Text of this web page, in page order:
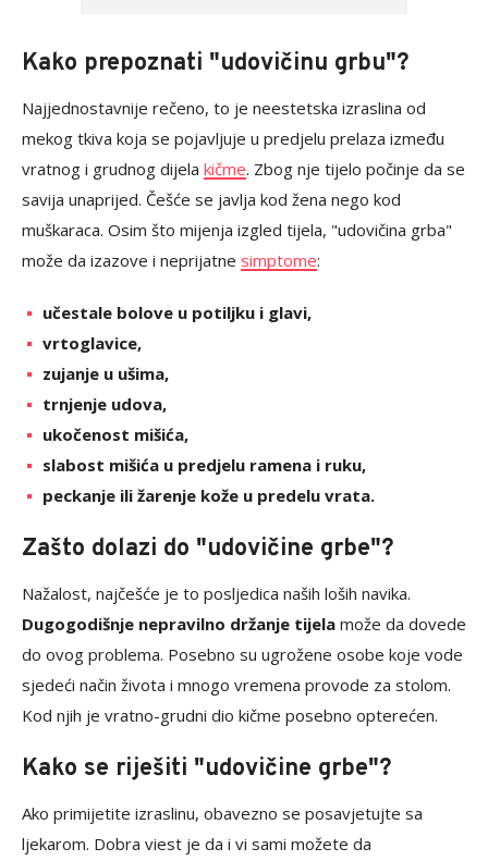
Kako prepoznati "udovičinu grbu"?
Najjednostavnije rečeno, to je neestetska izraslina od
mekog tkiva koja se pojavljuje u predjelu prelaza između
vratnog i grudnog dijela kičme. Zbog nje tijelo počinje da se
savija unaprijed. Češće se javlja kod žena nego kod
muškaraca. Osim što mijenja izgled tijela, "udovičina grba"
može da izazove i neprijatne simptome:
učestale bolove u potiljku i glavi,
vrtoglavice,
zujanje u ušima,
trnjenje udova,
ukočenost mišića,
slabost mišića u predjelu ramena i ruku,
peckanje ili žarenje kože u predelu vrata.
Zašto dolazi do "udovičine grbe"?
Nažalost, najčešće je to posljedica naših loših navika.
Dugogodišnje nepravilno držanje tijela može da dovede
do ovog problema. Posebno su ugrožene osobe koje vode
sjedeći način života i mnogo vremena provode za stolom.
Kod njih je vratno-grudni dio kičme posebno opterećen.
Kako se riješiti "udovičine grbe"?
Ako primijetite izraslinu, obavezno se posavjetujte sa
ljekarom. Dobra viest je da i vi sami možete da